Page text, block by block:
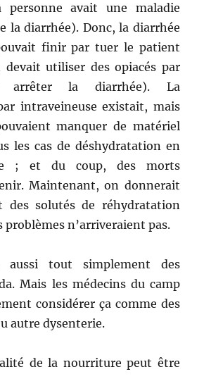
personne avait une maladie
la diarrhée). Donc, la diarrhée
finir par tuer le patient
utiliser des opiacés par
arrêter la diarrhée). La
intraveineuse existait, mais
manquer de matériel
les cas de déshydratation en
; et du coup, des morts
Maintenant, on donnerait
des solutés de réhydratation
problèmes n’arriveraient pas.
tout simplement des
Mais les médecins du camp
considérer ça comme des
autre dysenterie.
de la nourriture peut être